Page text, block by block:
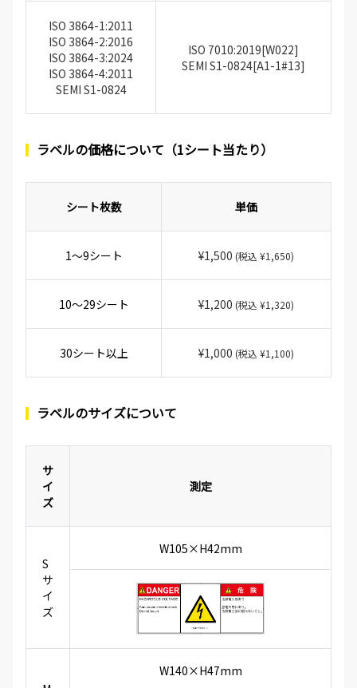
ISO 3864-1:2011
ISO 3864-2:2016
ISO 3864-3:2024
ISO 3864-4:2011
SEMI S1-0824
ISO 7010:2019[W022]
SEMI S1-0824[A1-1#13]
ラベルの価格について（1シート当たり）
シート枚数 単価
1～9シート ¥1,500 (税込 ¥1,650)
10～29シート ¥1,200 (税込 ¥1,320)
30シート以上 ¥1,000 (税込 ¥1,100)
ラベルのサイズについて
サ
イ
ズ
測定
S
サ
イ
ズ
W105×H42mm
W140×H47mm